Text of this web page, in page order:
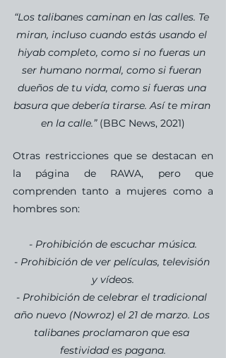
“Los talibanes caminan en las calles. Te
miran, incluso cuando estás usando el
hiyab completo, como si no fueras un
ser humano normal, como si fueran
dueños de tu vida, como si fueras una
basura que debería tirarse. Así te miran
en la calle.” (BBC News, 2021)
Otras restricciones que se destacan en
la página de RAWA, pero que
comprenden tanto a mujeres como a
hombres son:
- Prohibición de escuchar música.
- Prohibición de ver películas, televisión
y vídeos.
- Prohibición de celebrar el tradicional
año nuevo (Nowroz) el 21 de marzo. Los
talibanes proclamaron que esa
festividad es pagana.